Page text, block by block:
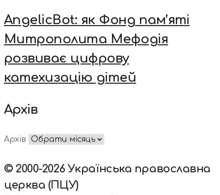
AngelicBot: як Фонд пам’яті
Митрополита Мефодія
розвиває цифрову
катехизацію дітей
Архів
Архів
© 2000-2026 Українська православна
церква (ПЦУ)